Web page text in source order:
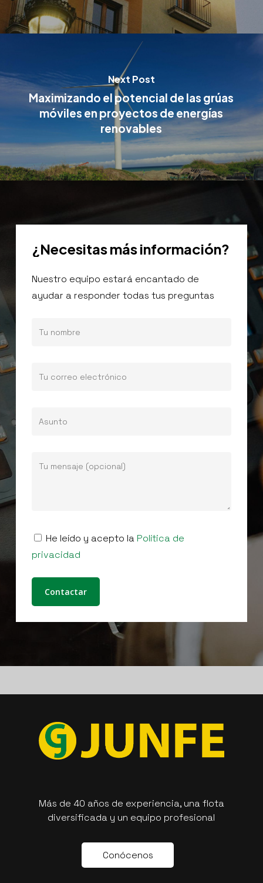
Next Post
Maximizando el potencial de las grúas
móviles en proyectos de energías
renovables
¿Necesitasmásinformación?
Nuestro equipo estará encantado de
ayudar a responder todas tus preguntas
He leído y acepto la Política de
privacidad
Más de 40 años de experiencia, una flota
diversificada y un equipo profesional
Conócenos